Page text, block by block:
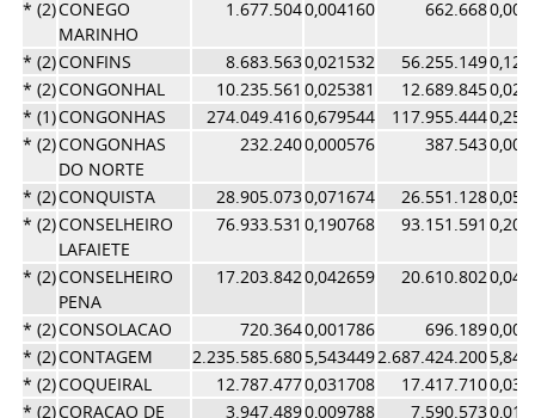
* (2)CONEGO
MARINHO
1.677.5040,004160 662.668
* (2)CONFINS 8.683.5630,021532 56.255.149
* (2)CONGONHAL 10.235.561 0,025381 12.689.845
* (1)CONGONHAS 274.049.4160,679544 117.955.444
* (2)CONGONHAS
DO NORTE
232.2400,000576 387.543
* (2)CONQUISTA 28.905.0730,071674 26.551.128
* (2)CONSELHEIRO
LAFAIETE
76.933.531 0,190768 93.151.591
* (2)CONSELHEIRO
PENA
17.203.8420,042659 20.610.802
* (2)CONSOLACAO 720.3640,001786 696.189
* (2)CONTAGEM 2.235.585.6805,5434492.687.424.200
* (2)COQUEIRAL 12.787.4770,031708 17.417.710
* (2)CORACAO DE
3.947.4890,009788 7.590.573